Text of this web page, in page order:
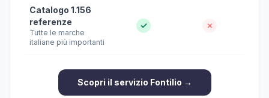
Catalogo 1.156
referenze
Tutte le marche
italiane più importanti
✓ ✗
Scopri il servizio Fontilio →